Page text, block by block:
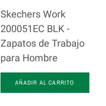
Skechers Work
200051EC BLK -
Zapatos de Trabajo
para Hombre
AÑADIR AL CARRITO